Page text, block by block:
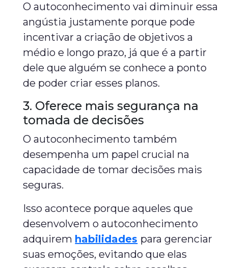
O autoconhecimento vai diminuir essa
angústia justamente porque pode
incentivar a criação de objetivos a
médio e longo prazo, já que é a partir
dele que alguém se conhece a ponto
de poder criar esses planos.
3. Oferece mais segurança na
tomada de decisões
O autoconhecimento também
desempenha um papel crucial na
capacidade de tomar decisões mais
seguras.
Isso acontece porque aqueles que
desenvolvem o autoconhecimento
adquirem habilidades para gerenciar
suas emoções, evitando que elas